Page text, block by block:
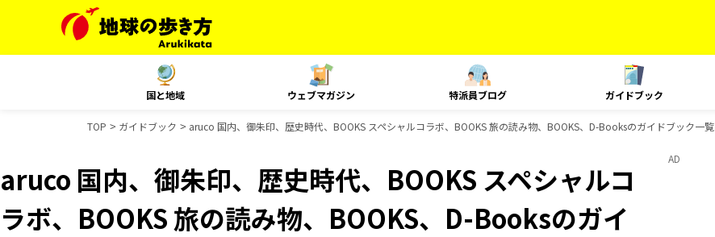
国と地域 ウェブマガジン 特派員ブログ ガイドブック
TOP ガイドブック aruco 国内、御朱印、歴史時代、BOOKS スペシャルコラボ、BOOKS 旅の読み物、BOOKS、D-Booksのガイドブック一覧
aruco 国内、御朱印、歴史時代、BOOKS スペシャルコ
ラボ、BOOKS 旅の読み物、BOOKS、D-Booksのガイ
AD